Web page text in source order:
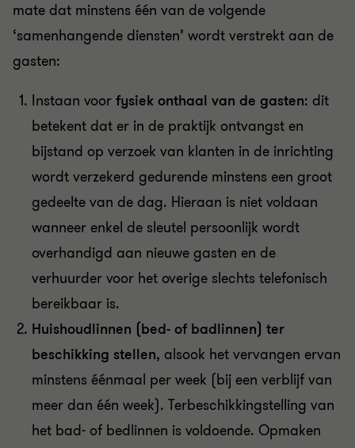
mate dat minstens één van de volgende
‘samenhangende diensten’ wordt verstrekt aan de
gasten:
Instaan voor fysiek onthaal van de gasten: dit
betekent dat er in de praktijk ontvangst en
bijstand op verzoek van klanten in de inrichting
wordt verzekerd gedurende minstens een groot
gedeelte van de dag. Hieraan is niet voldaan
wanneer enkel de sleutel persoonlijk wordt
overhandigd aan nieuwe gasten en de
verhuurder voor het overige slechts telefonisch
bereikbaar is.
Huishoudlinnen (bed- of badlinnen) ter
beschikking stellen, alsook het vervangen ervan
minstens éénmaal per week (bij een verblijf van
meer dan één week). Terbeschikkingstelling van
het bad- of bedlinnen is voldoende. Opmaken